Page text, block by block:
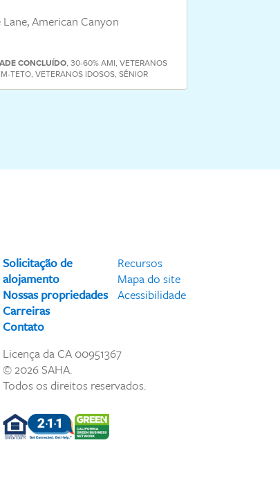
Lane, American Canyon
CONCLUÍDO,30-60% AMI,VETERANOS
TETO,VETERANOS IDOSOS,SÊNIOR
Solicitação de
alojamento
Nossas propriedades
Carreiras
Contato
Recursos
Mapa do site
Acessibilidade
Licença da CA 00951367
© 2026 SAHA.
Todos os direitos reservados.